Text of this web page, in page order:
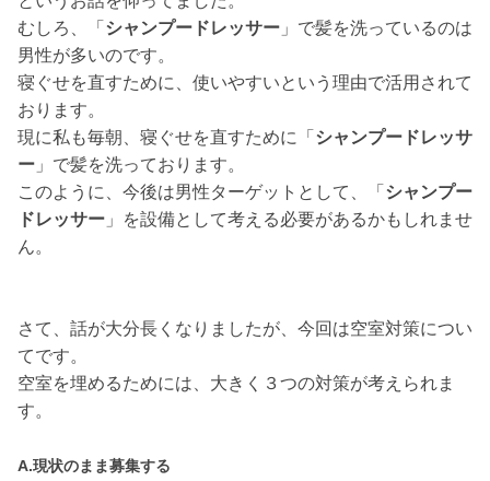
むしろ、「 シャンプードレッサー 」で髪を洗っているのは
男性が多いのです。
寝ぐせを直すために、使いやすいという理由で活用されて
おります。
現に私も毎朝、寝ぐせを直すために「 シャンプードレッサ
ー 」で髪を洗っております。
このように、今後は男性ターゲットとして、「 シャンプー
ドレッサー 」を設備として考える必要があるかもしれませ
ん。
さて、話が大分長くなりましたが、今回は空室対策につい
てです。
空室を埋めるためには、大きく３つの対策が考えられま
す。
A.現状のまま募集する